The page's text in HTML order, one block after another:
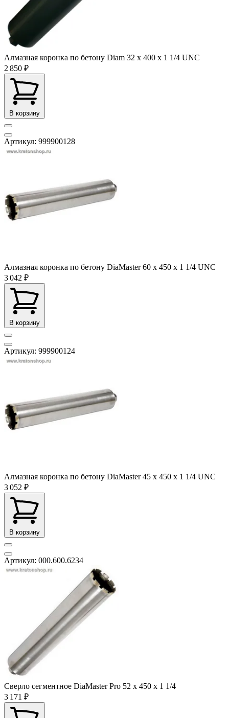
Алмазная коронка по бетону Diam 32 х 400 х 1 1/4 UNC
2 850 ₽
В корзину
Артикул: 999900128
Алмазная коронка по бетону DiaMaster 60 х 450 х 1 1/4 UNC
3 042 ₽
В корзину
Артикул: 999900124
Алмазная коронка по бетону DiaMaster 45 х 450 х 1 1/4 UNC
3 052 ₽
В корзину
Артикул: 000.600.6234
Сверло сегментное DiaMaster Pro 52 х 450 х 1 1/4
3 171 ₽